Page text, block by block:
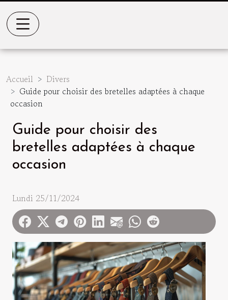
Accueil
Divers
Guide pour choisir des bretelles adaptées à chaque
occasion
Guide pour choisir des
bretelles adaptées à chaque
occasion
Lundi 25/11/2024